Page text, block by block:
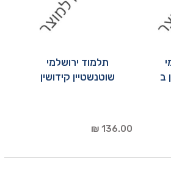
ב
תלמוד ירושלמי
שוטנשטיין קידושין
136.00 ₪